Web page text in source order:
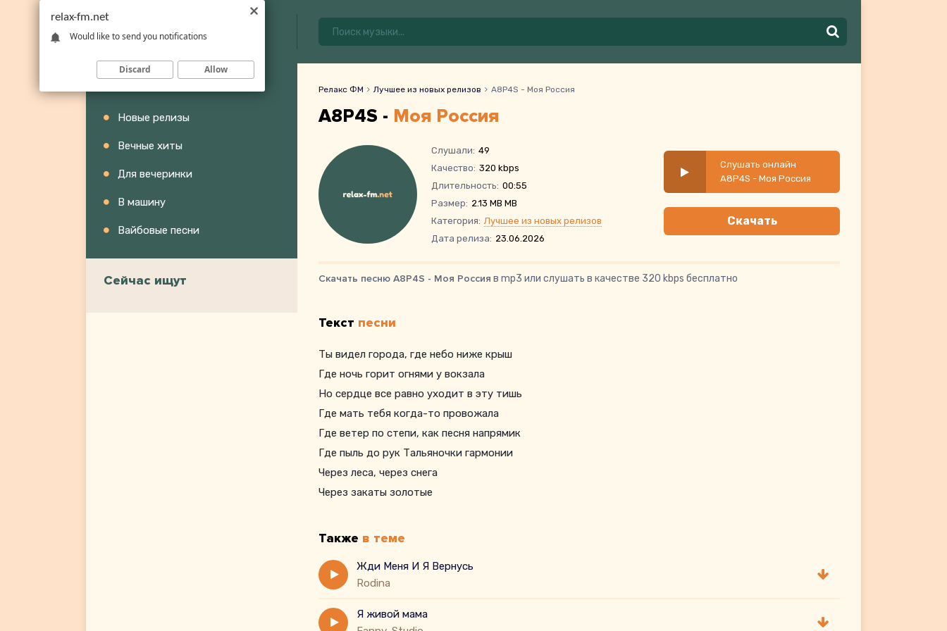
Новые релизы
Вечные хиты
Для вечеринки
В машину
Вайбовые песни
Сейчас ищут
Релакс ФМ Лучшее из новых релизов A8P4S - Моя Россия
A8P4S - Моя Россия
Слушали: 49
Качество: 320 kbps
Длительность: 00:55
Размер: 2.13 MB MB
Категория: Лучшее из новых релизов
Дата релиза: 23.06.2026
Слушать онлайн
A8P4S - Моя Россия
Скачать
Скачать песню A8P4S - Моя Россия в mp3 или слушать в качестве 320 kbps бесплатно
Текст песни
Ты видел города, где небо ниже крыш
Где ночь горит огнями у вокзала
Но сердце все равно уходит в эту тишь
Где мать тебя когда-то провожала
Где ветер по степи, как песня напрямик
Где пыль до рук Тальяночки гармонии
Через леса, через снега
Через закаты золотые
Также в теме
Жди Меня И Я Вернусь
Rodina
Я живой мама
relax-fm.net
Would like to send you notifications
Discard Allow